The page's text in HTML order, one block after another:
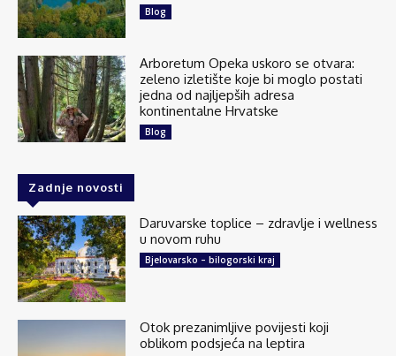
Blog
Arboretum Opeka uskoro se otvara:
zeleno izletište koje bi moglo postati
jedna od najljepših adresa
kontinentalne Hrvatske
Blog
Zadnje novosti
Daruvarske toplice – zdravlje i wellness
u novom ruhu
Bjelovarsko – bilogorski kraj
Otok prezanimljive povijesti koji
oblikom podsjeća na leptira